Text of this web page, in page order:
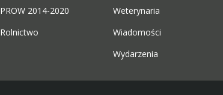
PROW 2014-2020
Rolnictwo
Weterynaria
Wiadomości
Wydarzenia